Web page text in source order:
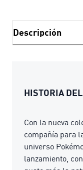
Descripción
HISTORIA
Con la nueva
compañía para
universo
lanzamiento,